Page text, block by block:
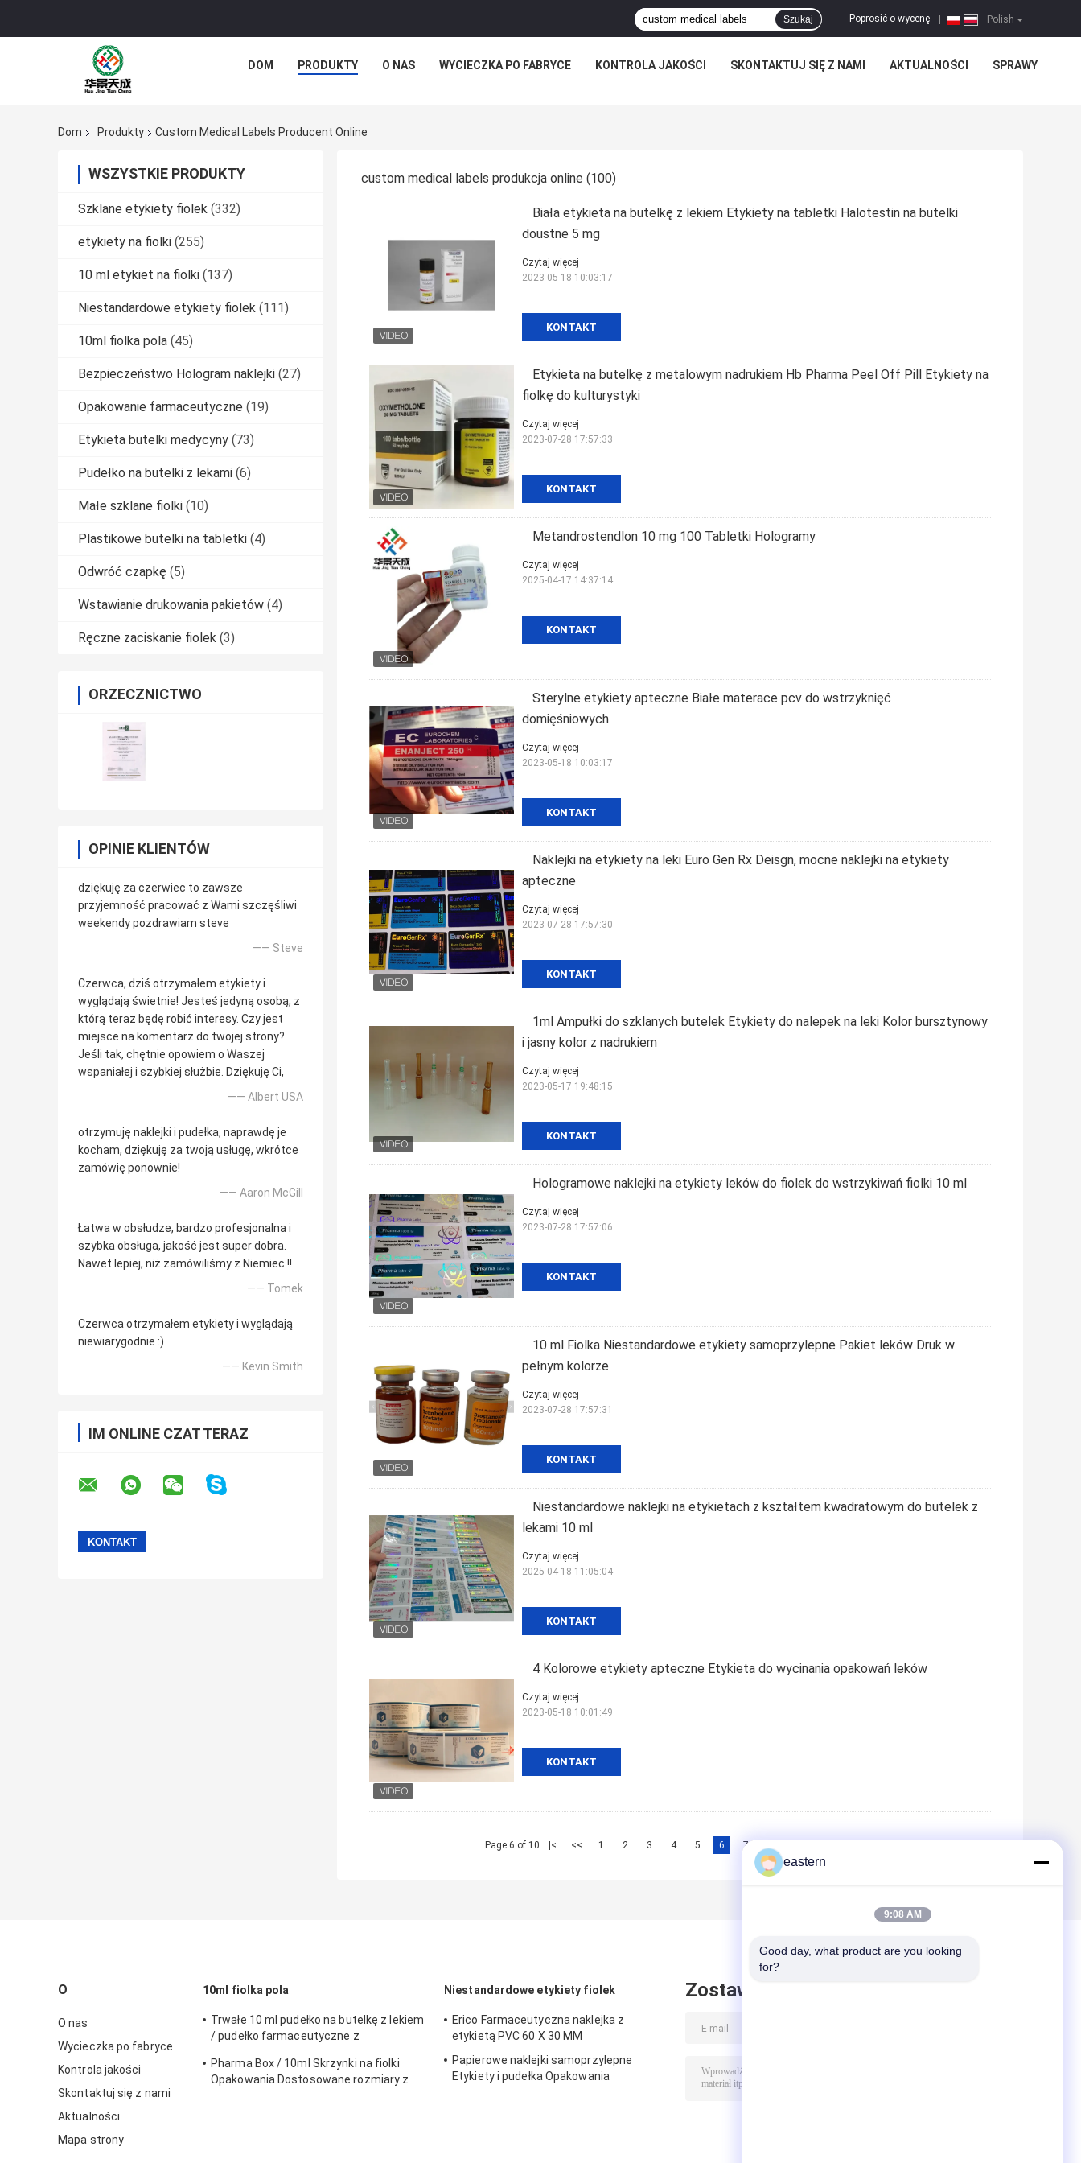
Polish
Poprosić o wycenę
Szukaj
DOM PRODUKTY O NAS WYCIECZKA PO FABRYCE KONTROLA JAKOŚCI SKONTAKTUJ SIĘ Z NAMI AKTUALNOŚCI SPRAWY
Dom Produkty Custom Medical Labels Producent Online
WSZYSTKIE PRODUKTY
Szklane etykiety fiolek (332)
etykiety na fiolki (255)
10 ml etykiet na fiolki (137)
Niestandardowe etykiety fiolek (111)
10ml fiolka pola (45)
Bezpieczeństwo Hologram naklejki (27)
Opakowanie farmaceutyczne (19)
Etykieta butelki medycyny (73)
Pudełko na butelki z lekami (6)
Małe szklane fiolki (10)
Plastikowe butelki na tabletki (4)
Odwróć czapkę (5)
Wstawianie drukowania pakietów (4)
Ręczne zaciskanie fiolek (3)
ORZECZNICTWO
OPINIE KLIENTÓW
dziękuję za czerwiec to zawsze
przyjemność pracować z Wami szczęśliwi
weekendy pozdrawiam steve
—— Steve
Czerwca, dziś otrzymałem etykiety i
wyglądają świetnie! Jesteś jedyną osobą, z
którą teraz będę robić interesy. Czy jest
miejsce na komentarz do twojej strony?
Jeśli tak, chętnie opowiem o Waszej
wspaniałej i szybkiej służbie. Dziękuję Ci,
—— Albert USA
otrzymuję naklejki i pudełka, naprawdę je
kocham, dziękuję za twoją usługę, wkrótce
zamówię ponownie!
—— Aaron McGill
Łatwa w obsłudze, bardzo profesjonalna i
szybka obsługa, jakość jest super dobra.
Nawet lepiej, niż zamówiliśmy z Niemiec !!
—— Tomek
Czerwca otrzymałem etykiety i wyglądają
niewiarygodnie :)
—— Kevin Smith
IM ONLINE CZAT TERAZ
custom medical labels produkcja online (100)
Biała etykieta na butelkę z lekiem Etykiety na tabletki Halotestin na butelki
doustne 5 mg
KONTAKT
Czytaj więcej
2023-05-18 10:03:17
Etykieta na butelkę z metalowym nadrukiem Hb Pharma Peel Off Pill Etykiety na
fiolkę do kulturystyki
KONTAKT
Czytaj więcej
2023-07-28 17:57:33
Metandrostendlon 10 mg 100 Tabletki Hologramy
KONTAKT
Czytaj więcej
2025-04-17 14:37:14
Sterylne etykiety apteczne Białe materace pcv do wstrzyknięć
domięśniowych
KONTAKT
Czytaj więcej
2023-05-18 10:03:17
Naklejki na etykiety na leki Euro Gen Rx Deisgn, mocne naklejki na etykiety
apteczne
KONTAKT
Czytaj więcej
2023-07-28 17:57:30
1ml Ampułki do szklanych butelek Etykiety do nalepek na leki Kolor bursztynowy
i jasny kolor z nadrukiem
KONTAKT
Czytaj więcej
2023-05-17 19:48:15
Hologramowe naklejki na etykiety leków do fiolek do wstrzykiwań fiolki 10 ml
KONTAKT
Czytaj więcej
2023-07-28 17:57:06
10 ml Fiolka Niestandardowe etykiety samoprzylepne Pakiet leków Druk w
pełnym kolorze
KONTAKT
Czytaj więcej
2023-07-28 17:57:31
Niestandardowe naklejki na etykietach z kształtem kwadratowym do butelek z
lekami 10 ml
KONTAKT
Czytaj więcej
2025-04-18 11:05:04
4 Kolorowe etykiety apteczne Etykieta do wycinania opakowań leków
KONTAKT
Czytaj więcej
2023-05-18 10:01:49
Page 6 of 10 |< << 1 2 3 4 5 6 7
O
O nas
Wycieczka po fabryce
Kontrola jakości
Skontaktuj się z nami
Aktualności
Mapa strony
10ml fiolka pola
Trwałe 10 ml pudełko na butelkę z lekiem
/ pudełko farmaceutyczne z
Pharma Box / 10ml Skrzynki na fiolki
Opakowania Dostosowane rozmiary z
Niestandardowe etykiety fiolek
Erico Farmaceutyczna naklejka z
etykietą PVC 60 X 30 MM
Papierowe naklejki samoprzylepne
Etykiety i pudełka Opakowania
Zostaw wiadomość
eastern
9:08 AM
Good day, what product are you looking
for?